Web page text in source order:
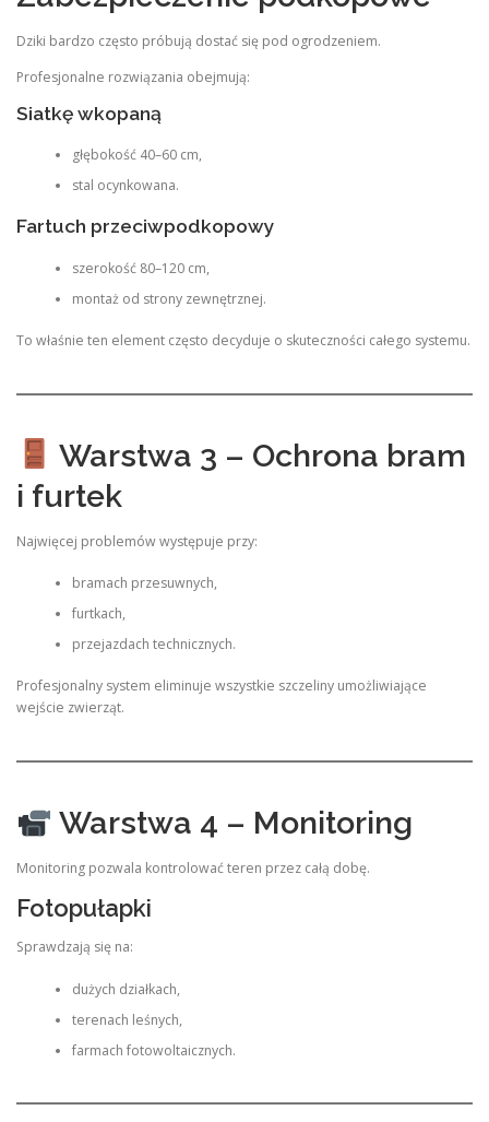
Dziki bardzo często próbują dostać się pod ogrodzeniem.
Profesjonalne rozwiązania obejmują:
Siatkę wkopaną
głębokość 40–60 cm,
stal ocynkowana.
Fartuch przeciwpodkopowy
szerokość 80–120 cm,
montaż od strony zewnętrznej.
To właśnie ten element często decyduje o skuteczności całego systemu.
Warstwa 3 – Ochrona bram
i furtek
Najwięcej problemów występuje przy:
bramach przesuwnych,
furtkach,
przejazdach technicznych.
Profesjonalny system eliminuje wszystkie szczeliny umożliwiające
wejście zwierząt.
Warstwa 4 – Monitoring
Monitoring pozwala kontrolować teren przez całą dobę.
Fotopułapki
Sprawdzają się na:
dużych działkach,
terenach leśnych,
farmach fotowoltaicznych.